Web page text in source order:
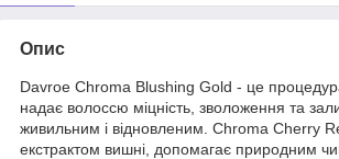
Опис
Davroe Chroma Blushing Gold - це
надає волоссю міцність, зволоження та
живильним і відновленим. Chroma Cherry
екстрактом вишні, допомагає природним